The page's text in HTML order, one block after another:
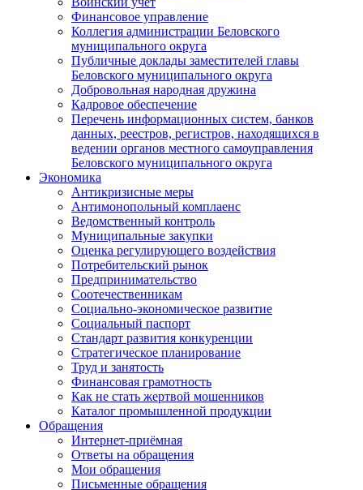
Финансовое управление
Коллегия администрации Беловского
муниципального округа
Публичные доклады заместителей главы
Беловского муниципального округа
Добровольная народная дружина
Кадровое обеспечение
Перечень информационных систем, банков
данных, реестров, регистров, находящихся в
ведении органов местного самоуправления
Беловского муниципального округа
Экономика
Антикризисные меры
Антимонопольный комплаенс
Ведомственный контроль
Муниципальные закупки
Оценка регулирующего воздействия
Потребительский рынок
Предпринимательство
Соотечественникам
Социально-экономическое развитие
Социальный паспорт
Стандарт развития конкуренции
Стратегическое планирование
Труд и занятость
Финансовая грамотность
Как не стать жертвой мошенников
Каталог промышленной продукции
Обращения
Интернет-приёмная
Ответы на обращения
Мои обращения
Письменные обращения